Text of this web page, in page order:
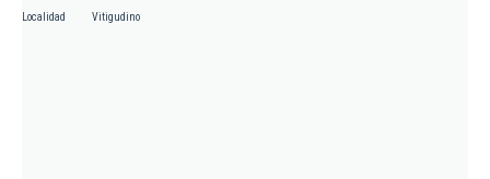
Localidad Vitigudino